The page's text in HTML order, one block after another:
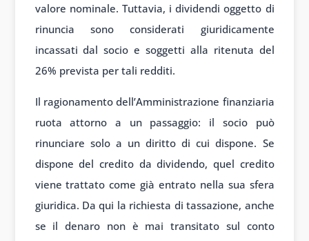
valore nominale. Tuttavia, i dividendi oggetto di
rinuncia sono considerati giuridicamente
incassati dal socio e soggetti alla ritenuta del
26% prevista per tali redditi.
Il ragionamento dell’Amministrazione finanziaria
ruota attorno a un passaggio: il socio può
rinunciare solo a un diritto di cui dispone. Se
dispone del credito da dividendo, quel credito
viene trattato come già entrato nella sua sfera
giuridica. Da qui la richiesta di tassazione, anche
se il denaro non è mai transitato sul conto